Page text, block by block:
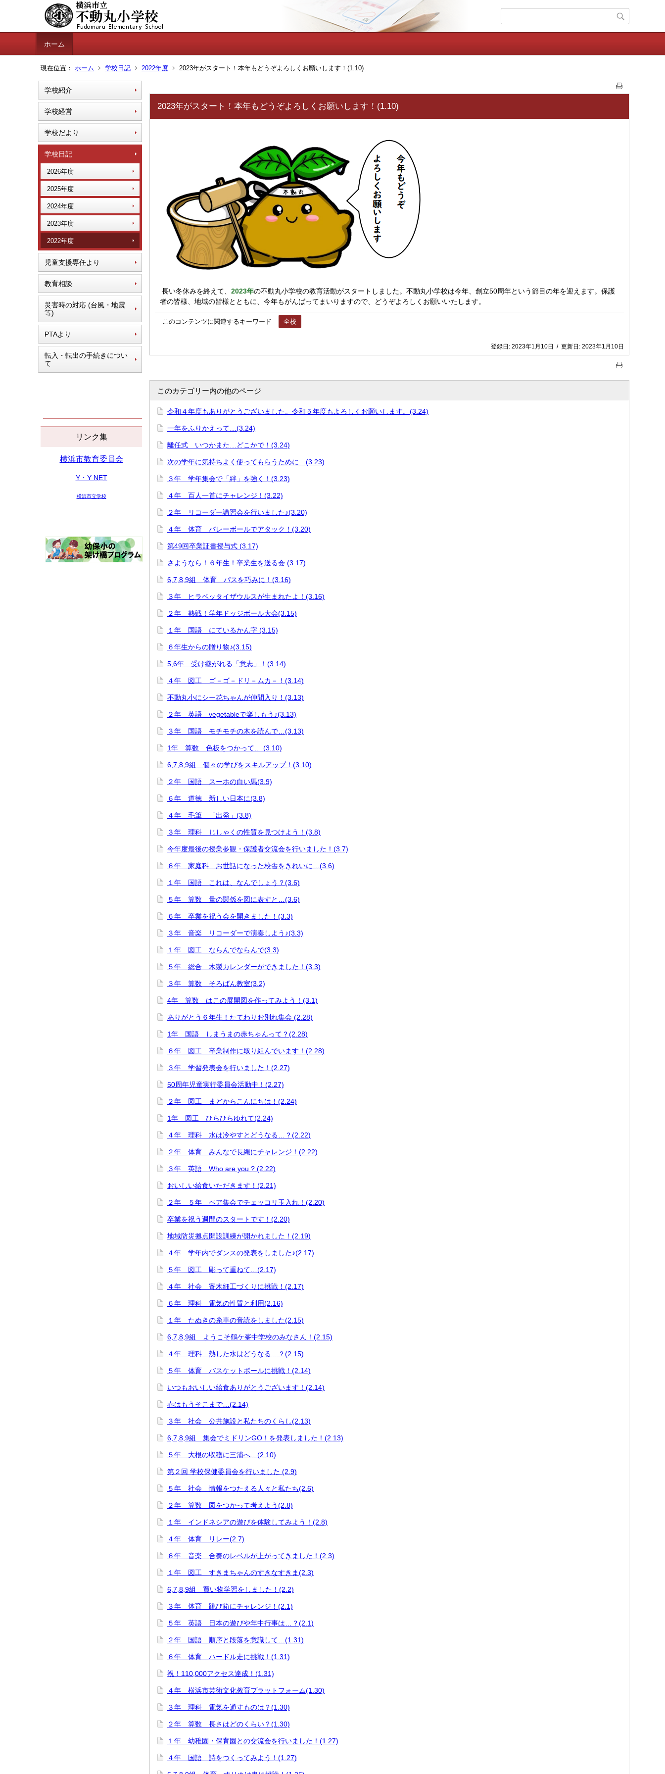
ホーム
現在位置： ホーム 学校日記 2022年度 2023年がスタート！本年もどうぞよろしくお願いします！(1.10)
学校紹介
学校経営
学校だより
学校日記
2026年度
2025年度
2024年度
2023年度
2022年度
児童支援専任より
教育相談
災害時の対応 (台風・地震
等)
PTAより
転入・転出の手続きについ
て
リンク集
横浜市教育委員会
Y・Y NET
横浜市立学校
2023年がスタート！本年もどうぞよろしくお願いします！(1.10)
長い冬休みを終えて、 2023年の不動丸小学校の教育活動がスタートしました。不動丸小学校は今年、創立50周年という節目の年を迎えます。保護
者の皆様、地域の皆様とともに、今年もがんばってまいりますので、どうぞよろしくお願いいたします。
このコンテンツに関連するキーワード 全校
登録日: 2023年1月10日 / 更新日: 2023年1月10日
このカテゴリー内の他のページ
令和４年度もありがとうございました。令和５年度もよろしくお願いします。(3.24)
一年をふりかえって…(3.24)
離任式 いつかまた…どこかで！(3.24)
次の学年に気持ちよく使ってもらうために…(3.23)
３年 学年集会で「絆」を強く！(3.23)
４年 百人一首にチャレンジ！(3.22)
２年 リコーダー講習会を行いました♪(3.20)
４年 体育 バレーボールでアタック！(3.20)
第49回卒業証書授与式 (3.17)
さようなら！６年生！卒業生を送る会 (3.17)
6,7,8,9組 体育 パスを巧みに！(3.16)
３年 ヒラベッタイザウルスが生まれたよ！(3.16)
２年 熱戦！学年ドッジボール大会(3.15)
１年 国語 にているかん字 (3.15)
６年生からの贈り物♪(3.15)
5,6年 受け継がれる「意志」！(3.14)
４年 図工 ゴ－ゴ－ドリ－ムカ－！(3.14)
不動丸小にシー花ちゃんが仲間入り！(3.13)
２年 英語 vegetableで楽しもう♪(3.13)
３年 国語 モチモチの木を読んで…(3.13)
1年 算数 色板をつかって… (3.10)
6,7,8,9組 個々の学びをスキルアップ！(3.10)
２年 国語 スーホの白い馬(3.9)
６年 道徳 新しい日本に(3.8)
４年 毛筆 「出発」(3.8)
３年 理科 じしゃくの性質を見つけよう！(3.8)
今年度最後の授業参観・保護者交流会を行いました！(3.7)
６年 家庭科 お世話になった校舎をきれいに…(3.6)
１年 国語 これは、なんでしょう？(3.6)
５年 算数 量の関係を図に表すと…(3.6)
６年 卒業を祝う会を開きました！(3.3)
３年 音楽 リコーダーで演奏しよう♪(3.3)
１年 図工 ならんでならんで(3.3)
５年 総合 木製カレンダーができました！(3.3)
３年 算数 そろばん教室(3.2)
4年 算数 はこの展開図を作ってみよう！(3.1)
ありがとう６年生！たてわりお別れ集会 (2.28)
1年 国語 しまうまの赤ちゃんって？(2.28)
６年 図工 卒業制作に取り組んでいます！(2.28)
３年 学習発表会を行いました！(2.27)
50周年児童実行委員会活動中！(2.27)
２年 図工 まどからこんにちは！(2.24)
1年 図工 ひらひらゆれて(2.24)
４年 理科 水は冷やすとどうなる…？(2.22)
２年 体育 みんなで長縄にチャレンジ！(2.22)
３年 英語 Who are you ? (2.22)
おいしい給食いただきます！(2.21)
２年 ５年 ペア集会でチェッコリ玉入れ！(2.20)
卒業を祝う週間のスタートです！(2.20)
地域防災拠点開設訓練が開かれました！(2.19)
４年 学年内でダンスの発表をしました♪(2.17)
５年 図工 彫って重ねて…(2.17)
４年 社会 寄木細工づくりに挑戦！(2.17)
６年 理科 電気の性質と利用(2.16)
１年 たぬきの糸車の音読をしました(2.15)
6,7,8,9組 ようこそ鶴ケ峯中学校のみなさん！(2.15)
４年 理科 熱した水はどうなる…？(2.15)
５年 体育 バスケットボールに挑戦！(2.14)
いつもおいしい給食ありがとうございます！(2.14)
春はもうそこまで…(2.14)
３年 社会 公共施設と私たちのくらし(2.13)
6,7,8,9組 集会でミドリンGO！を発表しました！(2.13)
５年 大根の収穫に三浦へ…(2.10)
第２回 学校保健委員会を行いました (2.9)
５年 社会 情報をつたえる人々と私たち(2.6)
２年 算数 図をつかって考えよう(2.8)
１年 インドネシアの遊びを体験してみよう！(2.8)
４年 体育 リレー(2.7)
６年 音楽 合奏のレベルが上がってきました！(2.3)
１年 図工 すきまちゃんのすきなすきま(2.3)
6,7,8,9組 買い物学習をしました！(2.2)
３年 体育 跳び箱にチャレンジ！(2.1)
５年 英語 日本の遊びや年中行事は…？(2.1)
２年 国語 順序と段落を意識して…(1.31)
６年 体育 ハードル走に挑戦！(1.31)
祝！110,000アクセス達成！(1.31)
４年 横浜市芸術文化教育プラットフォーム(1.30)
３年 理科 電気を通すものは？(1.30)
２年 算数 長さはどのくらい？(1.30)
１年 幼稚園・保育園との交流会を行いました！(1.27)
４年 国語 詩をつくってみよう！(1.27)